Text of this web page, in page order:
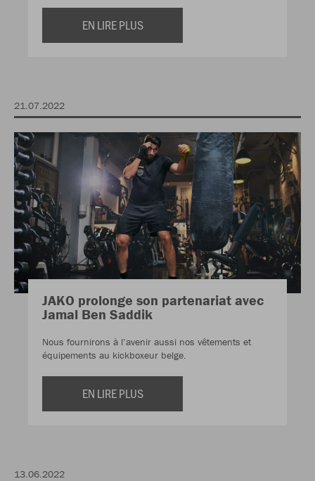
EN LIRE PLUS
21.07.2022
JAKO prolonge son partenariat avec
Jamal Ben Saddik
Nous fournirons à l’avenir aussi nos vêtements et
équipements au kickboxeur belge.
EN LIRE PLUS
13.06.2022